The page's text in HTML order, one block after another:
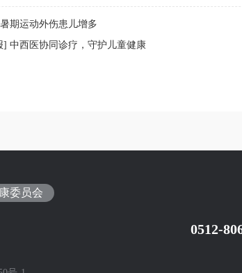
期运动外伤患儿增多
] 中西医协同诊疗，守护儿童健康
委员会
0512-